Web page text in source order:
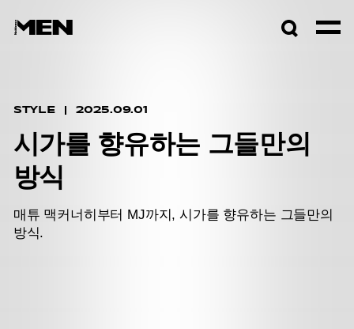
STYLE 2025.09.01
시가를 향유하는 그들만의
방식
매튜 맥커너히부터 MJ까지, 시가를 향유하는 그들만의
방식.